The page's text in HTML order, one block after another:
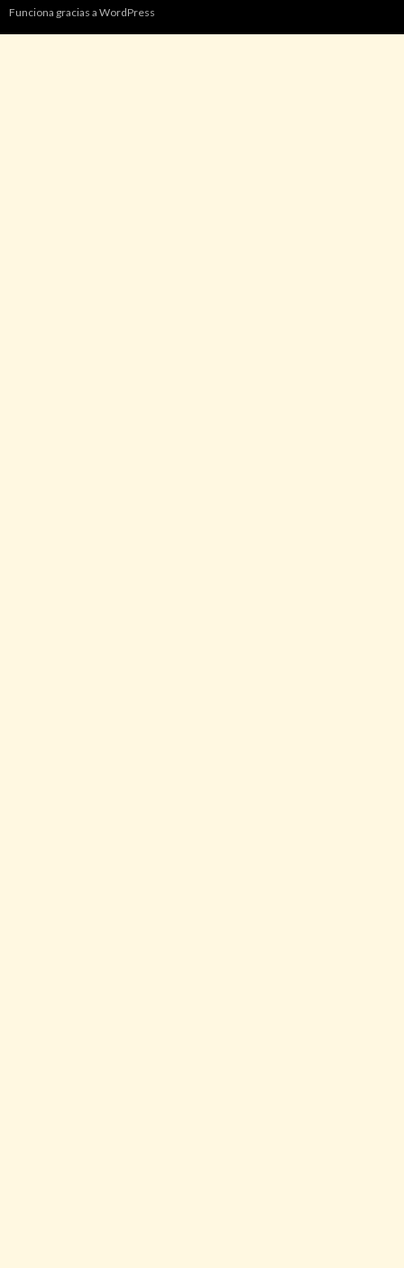
Funciona gracias a WordPress